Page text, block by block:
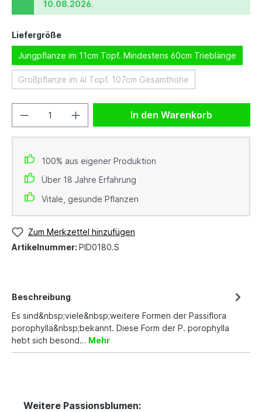
10.08.2026.
Liefergröße
Jungpflanze im 11cm Topf. Mindestens 60cm Trieblänge
Großpflanze im 4l Topf. 107cm Gesamthöhe
In den Warenkorb
100% aus eigener Produktion
Über 18 Jahre Erfahrung
Vitale, gesunde Pflanzen
Zum Merkzettel hinzufügen
Artikelnummer: PID0180.S
Beschreibung
Es sind&nbsp;viele&nbsp;weitere Formen der Passiflora
porophylla&nbsp;bekannt. Diese Form der P. porophylla
hebt sich besond… Mehr
Weitere Passionsblumen: